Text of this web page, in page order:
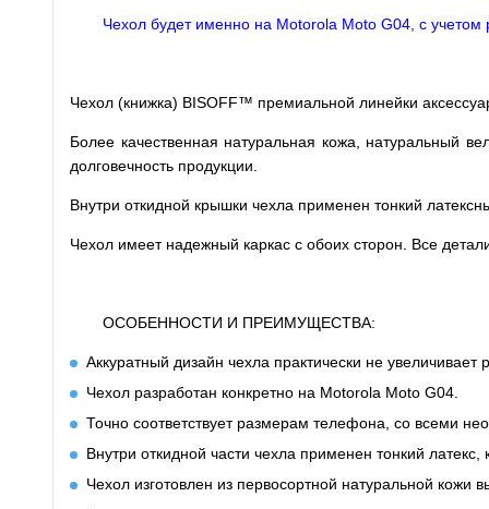
Чехол будет именно на Motorola Moto G04, с
Чехол (книжка) BISOFF™ премиальной линейки
Более качественная натуральная кожа, натуральный
долговечность продукции.
Внутри откидной крышки чехла применен тонкий
Чехол имеет надежный каркас с обоих сторон. Все
ОСОБЕННОСТИ И ПРЕИМУЩЕСТВА:
Аккуратный дизайн чехла практически не
Чехол разработан конкретно на Motorola Moto G04.
Точно соответствует размерам телефона, со всеми
Внутри откидной части чехла применен тонкий
Чехол изготовлен из первосортной натуральной кожи